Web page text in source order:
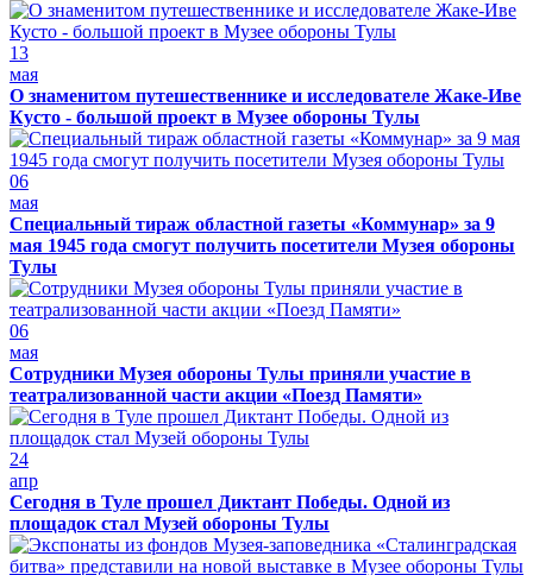
13
мая
О знаменитом путешественнике и исследователе Жаке-Иве
Кусто - большой проект в Музее обороны Тулы
06
мая
Специальный тираж областной газеты «Коммунар» за 9
мая 1945 года смогут получить посетители Музея обороны
Тулы
06
мая
Сотрудники Музея обороны Тулы приняли участие в
театрализованной части акции «Поезд Памяти»
24
апр
Сегодня в Туле прошел Диктант Победы. Одной из
площадок стал Музей обороны Тулы